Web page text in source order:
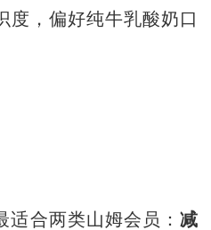
度，偏好纯牛乳酸奶口
适合两类山姆会员： 减